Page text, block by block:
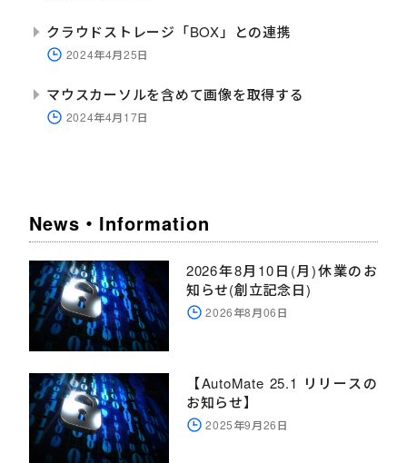
クラウドストレージ「BOX」との連携
2024年4月25日
マウスカーソルを含めて画像を取得する
2024年4月17日
News・Information
2026年8月10日(月)休業のお
知らせ(創立記念日)
2026年8月06日
【AutoMate 25.1 リリースの
お知らせ】
2025年9月26日